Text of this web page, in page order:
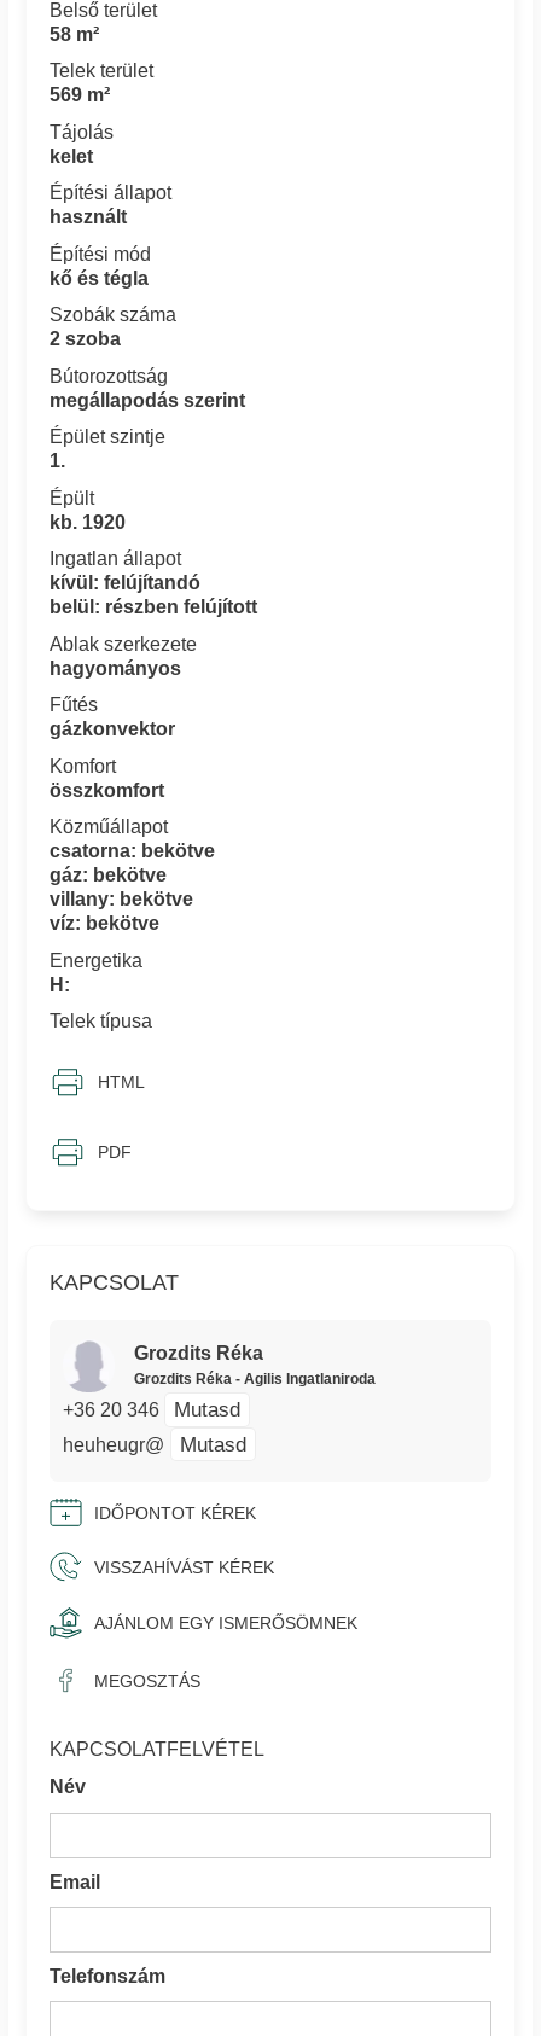
KAPCSOLAT
Grozdits Réka
Grozdits Réka - Agilis Ingatlaniroda
+36 20 346 Mutasd
heuheugr@ Mutasd
IDŐPONTOT KÉREK
VISSZAHÍVÁST KÉREK
AJÁNLOM EGY ISMERŐSÖMNEK
MEGOSZTÁS
KAPCSOLATFELVÉTEL
Név
Email
Telefonszám
Belső terület
58 m²
Telek terület
569 m²
Tájolás
kelet
Építési állapot
használt
Építési mód
kő és tégla
Szobák száma
2 szoba
Bútorozottság
megállapodás szerint
Épület szintje
1.
Épült
kb. 1920
Ingatlan állapot
kívül: felújítandó
belül: részben felújított
Ablak szerkezete
hagyományos
Fűtés
gázkonvektor
Komfort
összkomfort
Közműállapot
csatorna: bekötve
gáz: bekötve
villany: bekötve
víz: bekötve
Energetika
H:
Telek típusa
HTML
PDF